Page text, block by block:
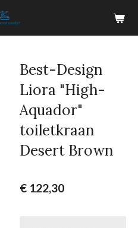
Best-Design
Liora "High-
Aquador"
toiletkraan
Desert Brown
€ 122,30